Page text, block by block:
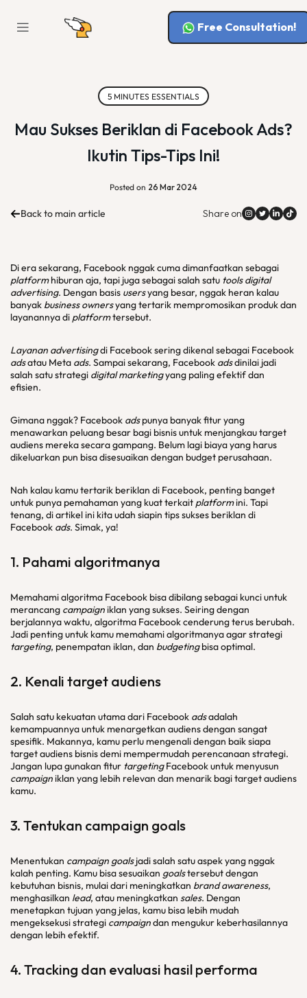
Free Consultation!
5 MINUTES ESSENTIALS
Mau Sukses Beriklan di Facebook Ads?
Ikutin Tips-Tips Ini!
Posted on 26 Mar 2024
Back to main article Share on
Di era sekarang, Facebook nggak cuma dimanfaatkan sebagai
platformhiburan aja, tapi juga sebagai salah satu tools digital
advertising. Dengan basis usersyang besar, nggak heran kalau
banyak business ownersyang tertarik mempromosikan produk dan
layanannya di platformtersebut.
Layanan advertisingdi Facebook sering dikenal sebagai Facebook
adsatau Meta ads. Sampai sekarang, Facebook adsdinilai jadi
salah satu strategi digital marketingyang paling efektif dan
efisien.
Gimana nggak? Facebook adspunya banyak fitur yang
menawarkan peluang besar bagi bisnis untuk menjangkau target
audiens mereka secara gampang. Belum lagi biaya yang harus
dikeluarkan pun bisa disesuaikan dengan budget perusahaan.
Nah kalau kamu tertarik beriklan di Facebook, penting banget
untuk punya pemahaman yang kuat terkait platformini. Tapi
tenang, di artikel ini kita udah siapin tips sukses beriklan di
Facebook ads. Simak, ya!
1. Pahami algoritmanya
Memahami algoritma Facebook bisa dibilang sebagai kunci untuk
merancang campaigniklan yang sukses. Seiring dengan
berjalannya waktu, algoritma Facebook cenderung terus berubah.
Jadi penting untuk kamu memahami algoritmanya agar strategi
targeting, penempatan iklan, dan budgetingbisa optimal.
2. Kenali target audiens
Salah satu kekuatan utama dari Facebook adsadalah
kemampuannya untuk menargetkan audiens dengan sangat
spesifik. Makannya, kamu perlu mengenali dengan baik siapa
target audiens bisnis demi mempermudah perencanaan strategi.
Jangan lupa gunakan fitur targetingFacebook untuk menyusun
campaigniklan yang lebih relevan dan menarik bagi target audiens
kamu.
3. Tentukan campaign goals
Menentukan campaign goalsjadi salah satu aspek yang nggak
kalah penting. Kamu bisa sesuaikan goalstersebut dengan
kebutuhan bisnis, mulai dari meningkatkan brand awareness,
menghasilkan lead, atau meningkatkan sales. Dengan
menetapkan tujuan yang jelas, kamu bisa lebih mudah
mengeksekusi strategi campaigndan mengukur keberhasilannya
dengan lebih efektif.
4. Tracking dan evaluasi hasil performa